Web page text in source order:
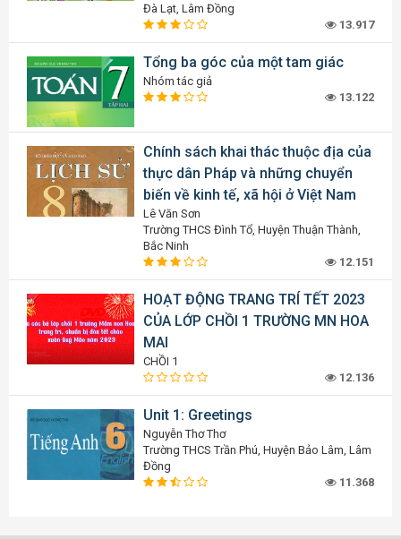
Đà Lạt, Lâm Đồng
13.917
Tổng ba góc của một tam giác
Nhóm tác giả
13.122
Chính sách khai thác thuộc địa của
thực dân Pháp và những chuyển
biến về kinh tế, xã hội ở Việt Nam
Lê Văn Sơn
Trường THCS Đình Tổ, Huyện Thuận Thành,
Bắc Ninh
12.151
HOẠT ĐỘNG TRANG TRÍ TẾT 2023
CỦA LỚP CHỒI 1 TRƯỜNG MN HOA
MAI
CHỒI 1
12.136
Unit 1: Greetings
Nguyễn Thơ Thơ
Trường THCS Trần Phú, Huyện Bảo Lâm, Lâm
Đồng
11.368